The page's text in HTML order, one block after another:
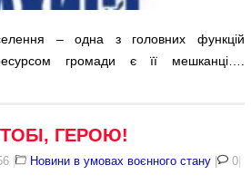
– одна з головних функцій
громади є її мешканці….
ГЕРОЮ!
| Новини в умовах воєнного стану | 0|